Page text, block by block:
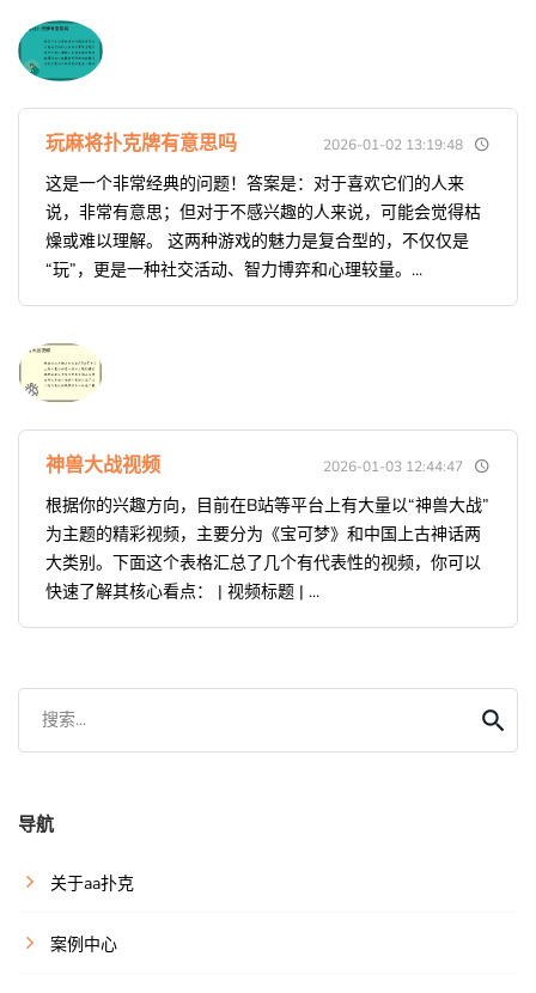
玩麻将扑克牌有意思吗 2026-01-02 13:19:48
这是一个非常经典的问题！答案是：对于喜欢它们的人来
说，非常有意思；但对于不感兴趣的人来说，可能会觉得枯
燥或难以理解。 这两种游戏的魅力是复合型的，不仅仅是
“玩”，更是一种社交活动、智力博弈和心理较量。...
神兽大战视频 2026-01-03 12:44:47
根据你的兴趣方向，目前在B站等平台上有大量以“神兽大战”
为主题的精彩视频，主要分为《宝可梦》和中国上古神话两
大类别。下面这个表格汇总了几个有代表性的视频，你可以
快速了解其核心看点： | 视频标题 | ...
搜索...
导航
关于aa扑克
案例中心